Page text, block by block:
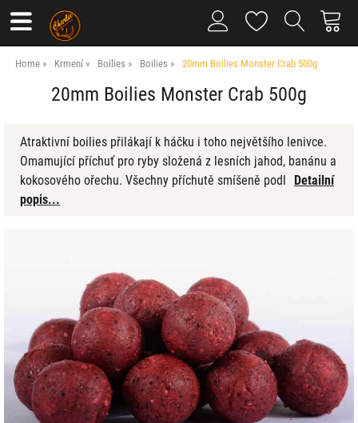
Home Krmení Boilies Boilies 20mm Boilies Monster Crab 500g
20mm Boilies Monster Crab 500g
Atraktivní boilies přilákají k háčku i toho největšího lenivce.
Omamující příchuť pro ryby složená z lesních jahod, banánu a
kokosového ořechu. Všechny příchutě smíšeně podl Detailní
popis...